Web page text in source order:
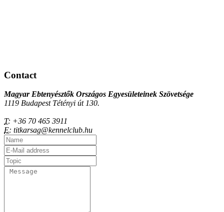
Contact
Magyar Ebtenyésztők Országos Egyesületeinek Szövetsége
1119 Budapest Tétényi út 130.
T: +36 70 465 3911
E: titkarsag@kennelclub.hu